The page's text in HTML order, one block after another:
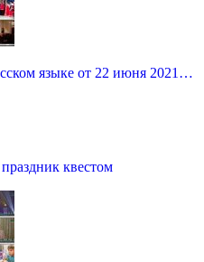
языке от 22 июня 2021…
квестом